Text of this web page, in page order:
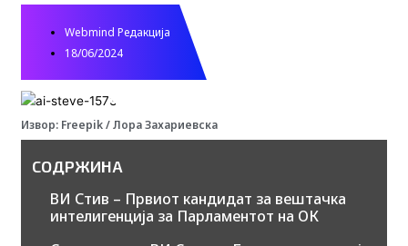
Webmind Редакција
18/06/2024
Извор: Freepik / Лора Захариевска
СОДРЖИНА
ВИ Стив – Првиот кандидат за вештачка
интелигенција за Парламентот на ОК